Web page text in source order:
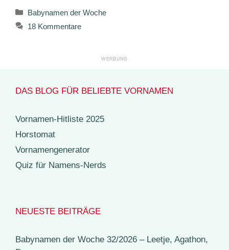
Kategorien
Babynamen der Woche
18 Kommentare
DAS BLOG FÜR BELIEBTE VORNAMEN
Vornamen-Hitliste 2025
Horstomat
Vornamengenerator
Quiz für Namens-Nerds
NEUESTE BEITRÄGE
Babynamen der Woche 32/2026 – Leetje, Agathon,